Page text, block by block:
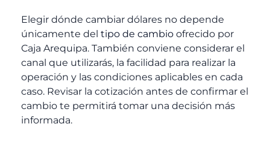
Elegir dónde cambiar dólares no depende
únicamente del tipo de cambio ofrecido por
Caja Arequipa. También conviene considerar el
canal que utilizarás, la facilidad para realizar la
operación y las condiciones aplicables en cada
caso. Revisar la cotización antes de confirmar el
cambio te permitirá tomar una decisión más
informada.